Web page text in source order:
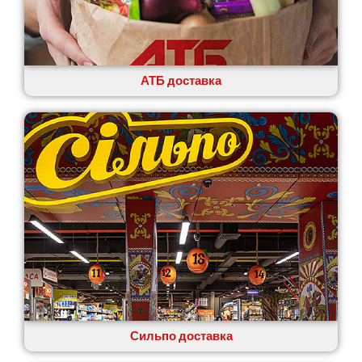
АТБ доставка
Сильпо доставка